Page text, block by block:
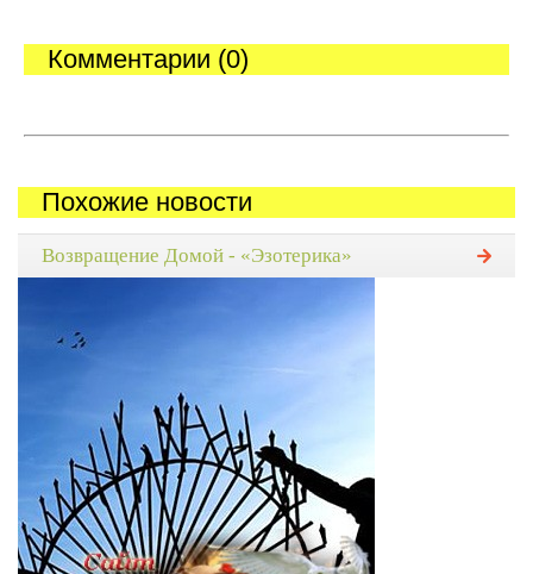
Комментарии (0)
Похожие новости
Возвращение Домой - «Эзотерика»